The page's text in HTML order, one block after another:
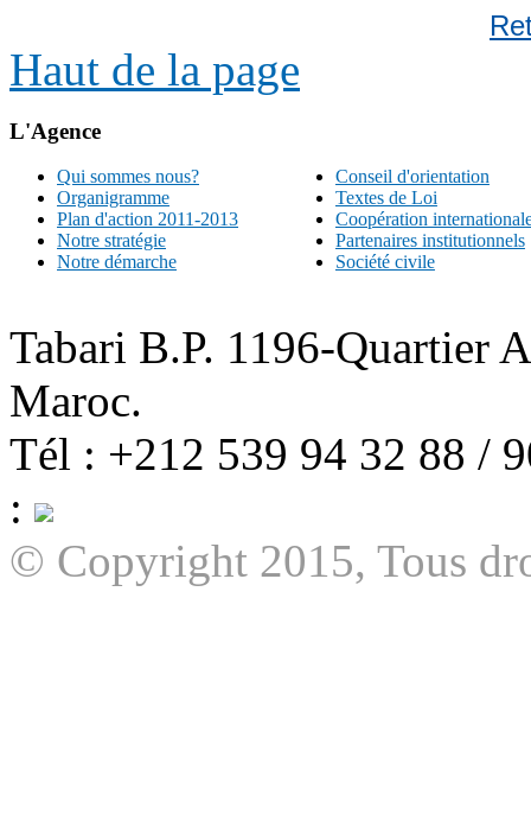
Haut de la page
L'Agence
Qui sommes nous?
Organigramme
Plan d'action 2011-2013
Notre stratégie
Notre démarche
Conseil d'orientation
Textes de Loi
Coopération
Partenaires institutionnels
Société civile
Tabari B.P. 1196-Quartier
Maroc.
Tél : +212 539 94 32 88 /
:
© Copyright 2015, Tous